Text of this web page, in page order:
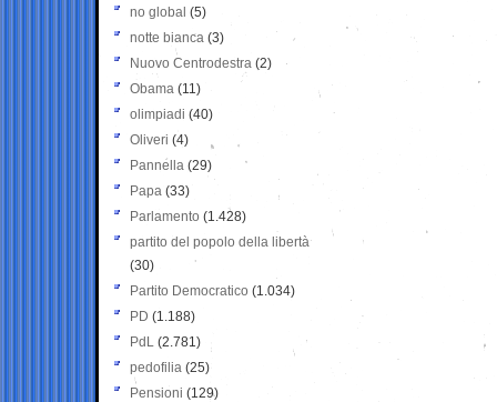
no global (5)
notte bianca (3)
Nuovo Centrodestra (2)
Obama (11)
olimpiadi (40)
Oliveri (4)
Pannella (29)
Papa (33)
Parlamento (1.428)
partito del popolo della libertà
(30)
Partito Democratico (1.034)
PD (1.188)
PdL (2.781)
pedofilia (25)
Pensioni (129)